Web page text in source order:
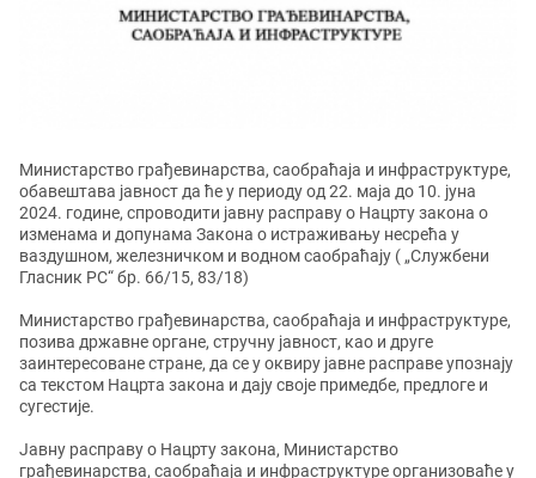
Министарство грађевинарства, саобраћаја и инфраструктуре,
обавештава јавност да ће у периоду од 22. маја до 10. јуна
2024. године, спроводити јавну расправу о Нацрту закона о
изменама и допунама Закона о истраживању несрећа у
ваздушном, железничком и водном саобраћају ( „Службени
Гласник РС“ бр. 66/15, 83/18)
Министарство грађевинарства, саобраћаја и инфраструктуре,
позива државне органе, стручну јавност, као и друге
заинтересоване стране, да се у оквиру јавне расправе упознају
са текстом Нацрта закона и дају своје примедбе, предлоге и
сугестије.
Јавну расправу о Нацрту закона, Министарство
грађевинарства, саобраћаја и инфраструктуре организоваће у